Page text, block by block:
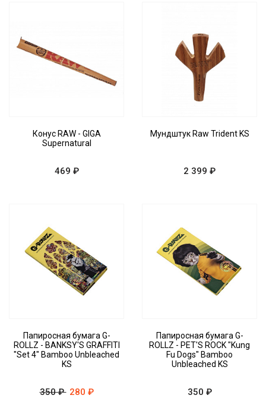
Конус RAW - GIGA
Supernatural
469 ₽
Мундштук Raw Trident KS
2 399 ₽
Папиросная бумага G-
ROLLZ - BANKSY'S GRAFFITI
"Set 4" Bamboo Unbleached
KS
350 ₽ 280 ₽
Папиросная бумага G-
ROLLZ - PET'S ROCK "Kung
Fu Dogs" Bamboo
Unbleached KS
350 ₽